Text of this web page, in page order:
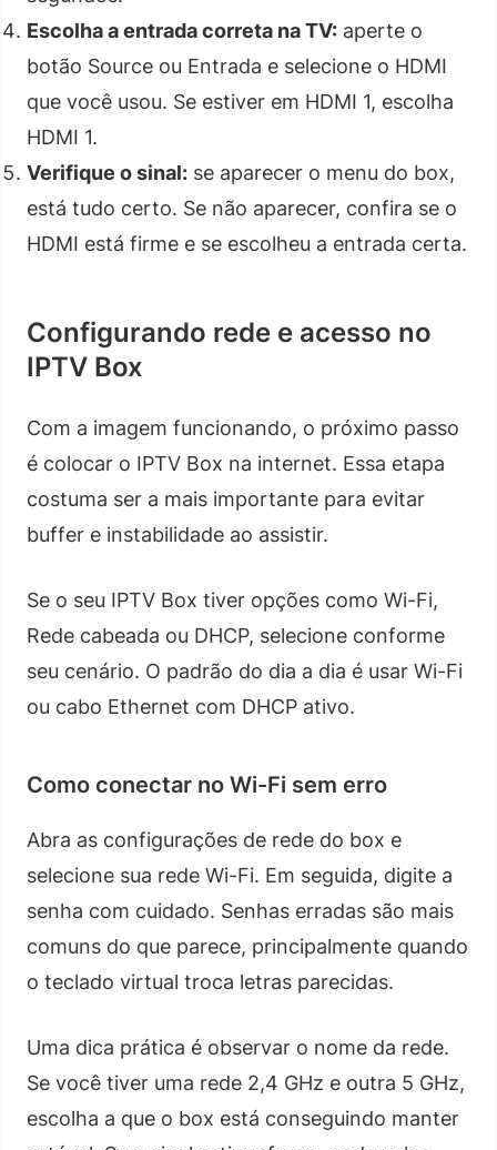
Escolha a entrada correta na TV: aperte o
botão Source ou Entrada e selecione o HDMI
que você usou. Se estiver em HDMI 1, escolha
HDMI 1.
Verifique o sinal: se aparecer o menu do box,
está tudo certo. Se não aparecer, confira se o
HDMI está firme e se escolheu a entrada certa.
Configurando rede e acesso no
IPTV Box
Com a imagem funcionando, o próximo passo
é colocar o IPTV Box na internet. Essa etapa
costuma ser a mais importante para evitar
buffer e instabilidade ao assistir.
Se o seu IPTV Box tiver opções como Wi-Fi,
Rede cabeada ou DHCP, selecione conforme
seu cenário. O padrão do dia a dia é usar Wi-Fi
ou cabo Ethernet com DHCP ativo.
Como conectar no Wi-Fi sem erro
Abra as configurações de rede do box e
selecione sua rede Wi-Fi. Em seguida, digite a
senha com cuidado. Senhas erradas são mais
comuns do que parece, principalmente quando
o teclado virtual troca letras parecidas.
Uma dica prática é observar o nome da rede.
Se você tiver uma rede 2,4 GHz e outra 5 GHz,
escolha a que o box está conseguindo manter